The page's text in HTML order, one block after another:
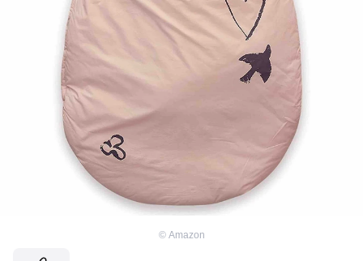
© Amazon